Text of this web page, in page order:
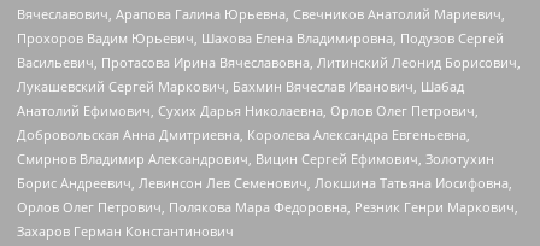
Вячеславович, Арапова Галина Юрьевна, Свечников Анатолий Мариевич,
Прохоров Вадим Юрьевич, Шахова Елена Владимировна, Подузов Сергей
Васильевич, Протасова Ирина Вячеславовна, Литинский Леонид Борисович,
Лукашевский Сергей Маркович, Бахмин Вячеслав Иванович, Шабад
Анатолий Ефимович, Сухих Дарья Николаевна, Орлов Олег Петрович,
Добровольская Анна Дмитриевна, Королева Александра Евгеньевна,
Смирнов Владимир Александрович, Вицин Сергей Ефимович, Золотухин
Борис Андреевич, Левинсон Лев Семенович, Локшина Татьяна Иосифовна,
Орлов Олег Петрович, Полякова Мара Федоровна, Резник Генри Маркович,
Захаров Герман Константинович